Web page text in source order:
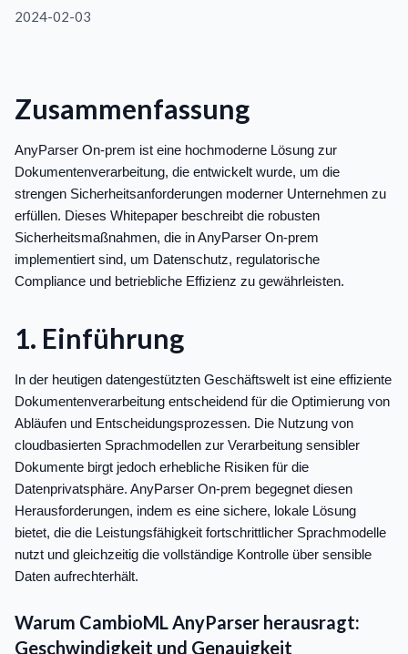
2024-02-03
Zusammenfassung
AnyParser On-prem ist eine hochmoderne Lösung zur
Dokumentenverarbeitung, die entwickelt wurde, um die
strengen Sicherheitsanforderungen moderner Unternehmen zu
erfüllen. Dieses Whitepaper beschreibt die robusten
Sicherheitsmaßnahmen, die in AnyParser On-prem
implementiert sind, um Datenschutz, regulatorische
Compliance und betriebliche Effizienz zu gewährleisten.
1. Einführung
In der heutigen datengestützten Geschäftswelt ist eine effiziente
Dokumentenverarbeitung entscheidend für die Optimierung von
Abläufen und Entscheidungsprozessen. Die Nutzung von
cloudbasierten Sprachmodellen zur Verarbeitung sensibler
Dokumente birgt jedoch erhebliche Risiken für die
Datenprivatsphäre. AnyParser On-prem begegnet diesen
Herausforderungen, indem es eine sichere, lokale Lösung
bietet, die die Leistungsfähigkeit fortschrittlicher Sprachmodelle
nutzt und gleichzeitig die vollständige Kontrolle über sensible
Daten aufrechterhält.
Warum CambioML AnyParser herausragt:
Geschwindigkeit und Genauigkeit